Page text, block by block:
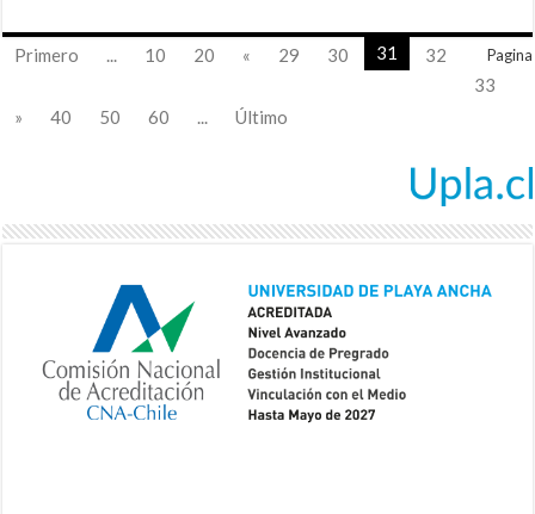
Pagina
Primero ... 10 20 « 29 30 31
32
33
»
40 50 60 ... Último